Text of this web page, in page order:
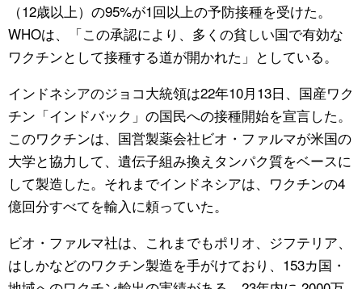
（12歳以上）の95%が1回以上の予防接種を受けた。
WHOは、「この承認により、多くの貧しい国で有効な
ワクチンとして接種する道が開かれた」としている。
インドネシアのジョコ大統領は22年10月13日、国産ワク
チン「インドバック」の国民への接種開始を宣言した。
このワクチンは、国営製薬会社ビオ・ファルマが米国の
大学と協力して、遺伝子組み換えタンパク質をベースに
して製造した。それまでインドネシアは、ワクチンの4
億回分すべてを輸入に頼っていた。
ビオ・ファルマ社は、これまでもポリオ、ジフテリア、
はしかなどのワクチン製造を手がけており、153カ国・